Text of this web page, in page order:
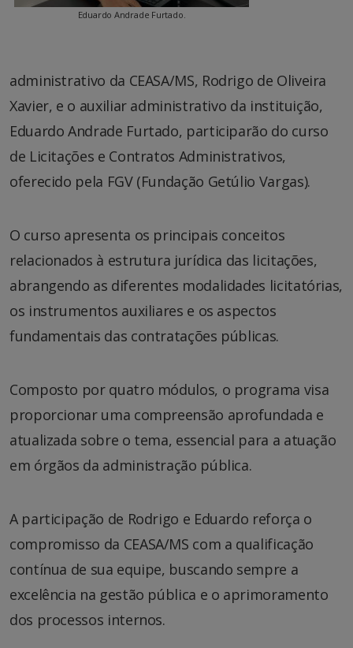
Eduardo Andrade Furtado.
administrativo da CEASA/MS, Rodrigo de Oliveira
Xavier, e o auxiliar administrativo da instituição,
Eduardo Andrade Furtado, participarão do curso
de Licitações e Contratos Administrativos,
oferecido pela FGV (Fundação Getúlio Vargas).
O curso apresenta os principais conceitos
relacionados à estrutura jurídica das licitações,
abrangendo as diferentes modalidades licitatórias,
os instrumentos auxiliares e os aspectos
fundamentais das contratações públicas.
Composto por quatro módulos, o programa visa
proporcionar uma compreensão aprofundada e
atualizada sobre o tema, essencial para a atuação
em órgãos da administração pública.
A participação de Rodrigo e Eduardo reforça o
compromisso da CEASA/MS com a qualificação
contínua de sua equipe, buscando sempre a
excelência na gestão pública e o aprimoramento
dos processos internos.